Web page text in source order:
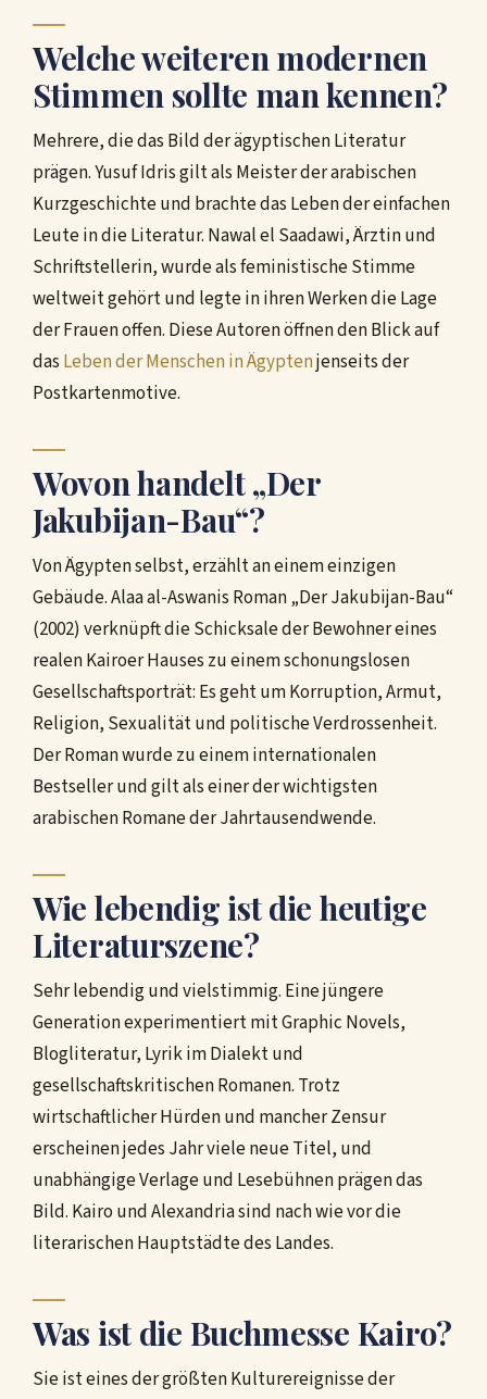
Welche weiteren modernen
Stimmen sollte man kennen?
Mehrere, die das Bild der ägyptischen Literatur
prägen. Yusuf Idris gilt als Meister der arabischen
Kurzgeschichte und brachte das Leben der einfachen
Leute in die Literatur. Nawal el Saadawi, Ärztin und
Schriftstellerin, wurde als feministische Stimme
weltweit gehört und legte in ihren Werken die Lage
der Frauen offen. Diese Autoren öffnen den Blick auf
das Leben der Menschen in Ägyptenjenseits der
Postkartenmotive.
Wovon handelt „Der
Jakubijan-Bau“?
Von Ägypten selbst, erzählt an einem einzigen
Gebäude. Alaa al-Aswanis Roman „Der Jakubijan-Bau“
(2002) verknüpft die Schicksale der Bewohner eines
realen Kairoer Hauses zu einem schonungslosen
Gesellschaftsporträt: Es geht um Korruption, Armut,
Religion, Sexualität und politische Verdrossenheit.
Der Roman wurde zu einem internationalen
Bestseller und gilt als einer der wichtigsten
arabischen Romane der Jahrtausendwende.
Wie lebendig ist die heutige
Literaturszene?
Sehr lebendig und vielstimmig. Eine jüngere
Generation experimentiert mit Graphic Novels,
Blogliteratur, Lyrik im Dialekt und
gesellschaftskritischen Romanen. Trotz
wirtschaftlicher Hürden und mancher Zensur
erscheinen jedes Jahr viele neue Titel, und
unabhängige Verlage und Lesebühnen prägen das
Bild. Kairo und Alexandria sind nach wie vor die
literarischen Hauptstädte des Landes.
Was ist die Buchmesse Kairo?
Sie ist eines der größten Kulturereignisse der